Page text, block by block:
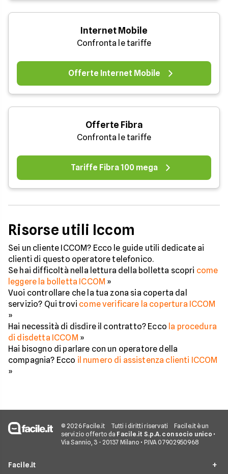
Internet Mobile
Confronta le tariffe
Offerte Internet Mobile
Offerte Fibra
Confronta le tariffe
Tariffe Fibra 100 mega
Risorse utili Iccom
Sei un cliente ICCOM? Ecco le guide utili dedicate ai
clienti di questo operatore telefonico.
Se hai difficoltà nella lettura della bolletta scopri come
leggere la bolletta ICCOM »
Vuoi controllare che la tua zona sia coperta dal
servizio? Qui trovi come verificare la copertura ICCOM
»
Hai necessità di disdire il contratto? Ecco la procedura
di disdetta ICCOM »
Hai bisogno di parlare con un operatore della
compagnia? Ecco il numero di assistenza clienti ICCOM
»
© 2026 Facile.it Tutti i diritti riservati
Facile.it è un
servizio offerto da Facile.it S.p.A. con socio unico •
Via Sannio, 3 - 20137 Milano • P.IVA 07902950968
Facile.it